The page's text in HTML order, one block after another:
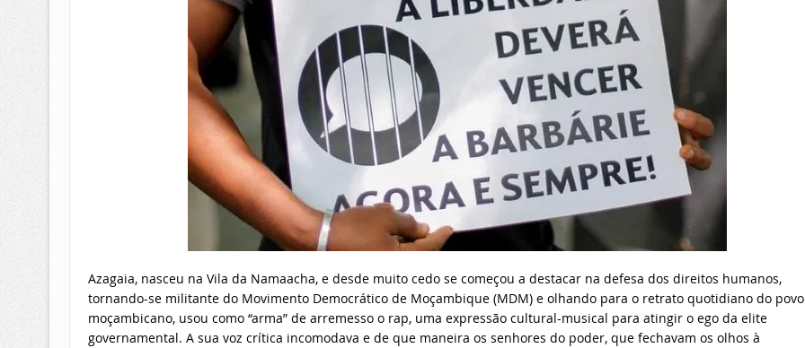
Azagaia, nasceu na Vila da Namaacha, e desde muito cedo se começou a destacar na defesa dos direitos humanos,
tornando-se militante do Movimento Democrático de Moçambique (MDM) e olhando para o retrato quotidiano do povo
moçambicano, usou como “arma” de arremesso o rap, uma expressão cultural-musical para atingir o ego da elite
governamental. A sua voz crítica incomodava e de que maneira os senhores do poder, que fechavam os olhos à